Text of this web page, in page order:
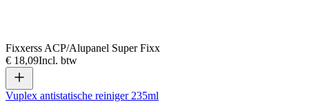
Fixxerss ACP/Alupanel Super Fixx
€ 18,09Incl. btw
Vuplex antistatische reiniger 235ml